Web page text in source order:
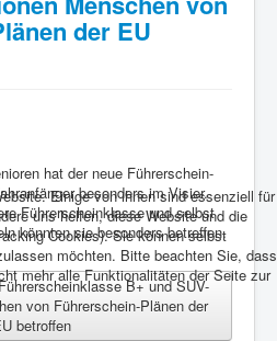
der EU
hat der neue Führerschein-
besonders im Visier.
Führerscheinklasse und selbst
könnten sie besonders betreffen.
B+ und SUV-
von Führerschein-Plänen der
betroffen
Einige von ihnen sind essenziell für
uns helfen, diese Website und die
Cookies). Sie können selbst
möchten. Bitte beachten Sie, dass
mehr alle Funktionalitäten der Seite zur